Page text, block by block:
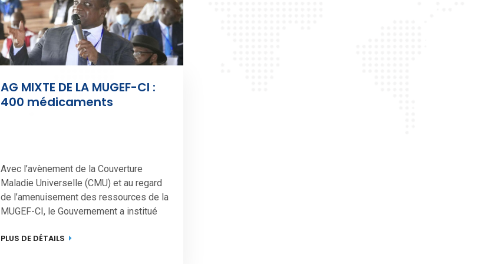
AG MIXTE DE LA MUGEF-CI :
400 médicaments
Avec l’avènement de la Couverture
Maladie Universelle (CMU) et au regard
de l’amenuisement des ressources de la
MUGEF-CI, le Gouvernement a institué
Obligatoire au régime général de base
PLUS DE DÉTAILS